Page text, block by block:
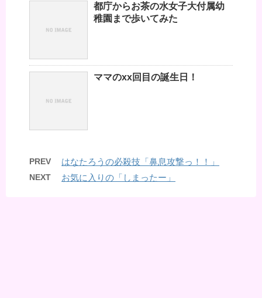
都庁からお茶の水女子大付属幼
稚園まで歩いてみた
ママのxx回目の誕生日！
PREV はなたろうの必殺技「鼻息攻撃っ！！」
NEXT お気に入りの「しまったー」